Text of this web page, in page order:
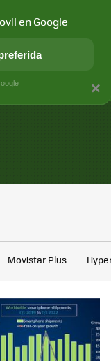
APLICACIONES
Movistar Plus
×
en Google